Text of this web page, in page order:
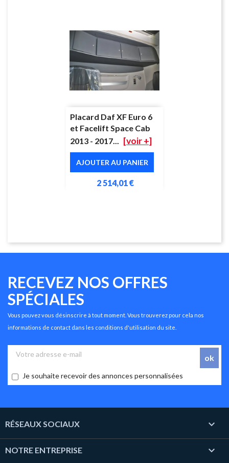
Placard Daf XF Euro 6
et Facelift Space Cab
2013 - 2017...
[voir +]
AJOUTER AU PANIER
2 514,01 €
RECEVEZ NOS OFFRES
SPÉCIALES
Vous pouvez vous désinscrire à tout moment. Vous trouverez pour cela nos
informations de contact dans les conditions d'utilisation du site.
Je souhaite recevoir des annonces personnalisées
RÉSEAUX SOCIAUX 
NOTRE ENTREPRISE 